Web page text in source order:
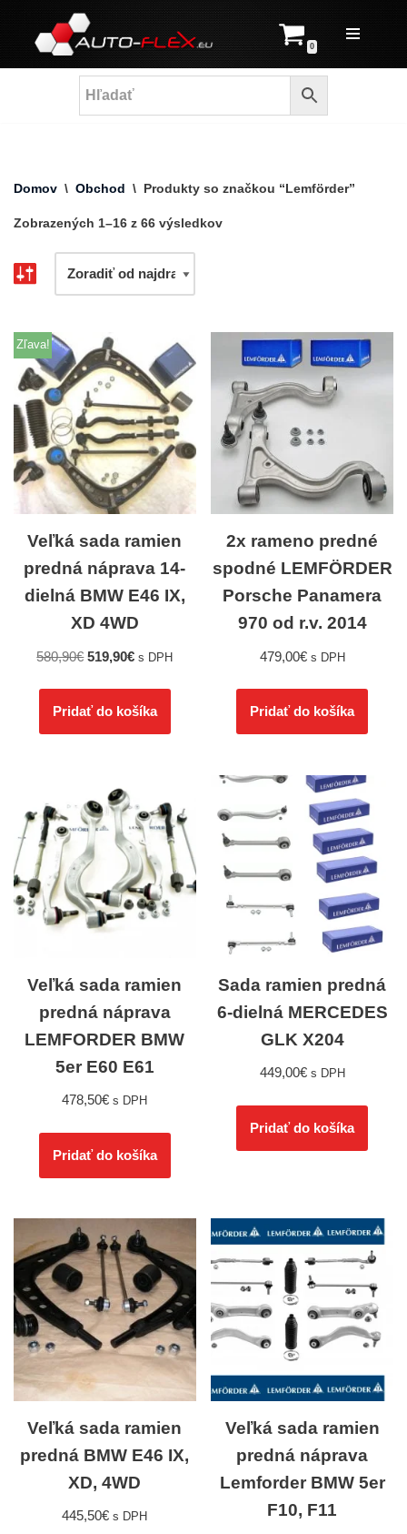
Prejsť
na
0
Domov \ Obchod \ Produkty so značkou “Lemförder”
Zobrazených 1–16 z 66 výsledkov
Zľava!
Veľká sada ramien
predná náprava 14-
dielná BMW E46 IX,
XD 4WD
580,90€ 519,90€ s DPH
Pridať do košíka
2x rameno predné
spodné LEMFÖRDER
Porsche Panamera
970 od r.v. 2014
479,00€ s DPH
Pridať do košíka
Veľká sada ramien
predná náprava
LEMFORDER BMW
5er E60 E61
478,50€ s DPH
Pridať do košíka
Sada ramien predná
6-dielná MERCEDES
GLK X204
449,00€ s DPH
Pridať do košíka
Veľká sada ramien
predná BMW E46 IX,
XD, 4WD
445,50€ s DPH
Veľká sada ramien
predná náprava
Lemforder BMW 5er
F10, F11